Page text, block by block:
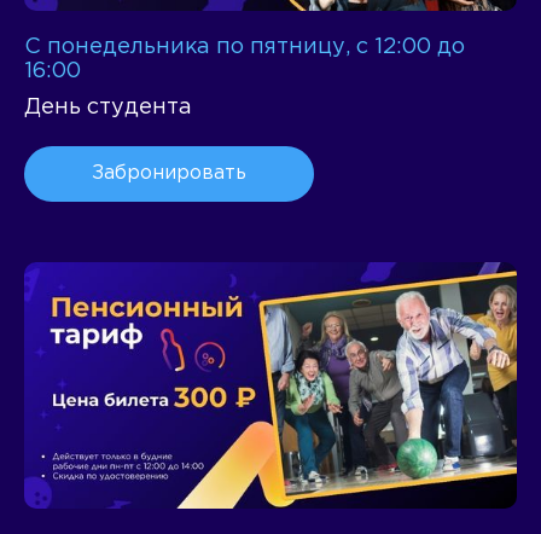
С понедельника по пятницу, с 12:00 до
16:00
День студента
Забронировать